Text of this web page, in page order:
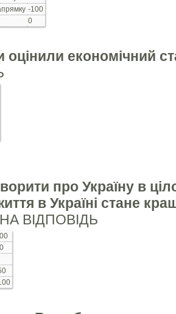
-100
0
оцінили економічний
про Україну в
в Україні стане
ВІДПОВІДЬ